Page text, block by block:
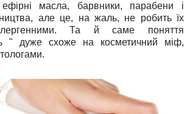
ефірні масла, барвники, парабени і
але це, на жаль, не робить їх
Та й саме поняття
" дуже схоже на косметичний міф,